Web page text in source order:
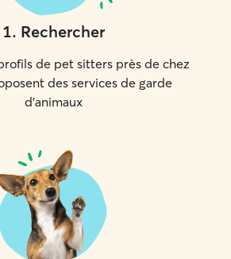
1. Rechercher
de pet sitters près de chez
des services de garde
d'animaux